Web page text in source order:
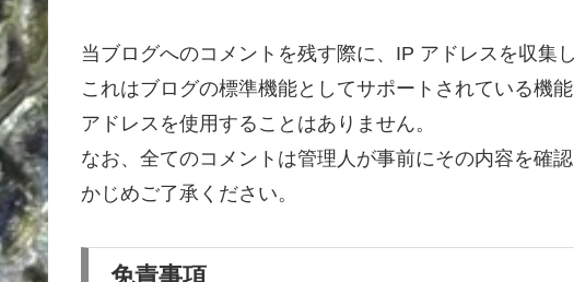
当ブログへのコメントを残す際に、IP アドレスを収集
これはブログの標準機能としてサポートされている機
アドレスを使用することはありません。
なお、全てのコメントは管理人が事前にその内容を確
かじめご了承ください。
免責事項